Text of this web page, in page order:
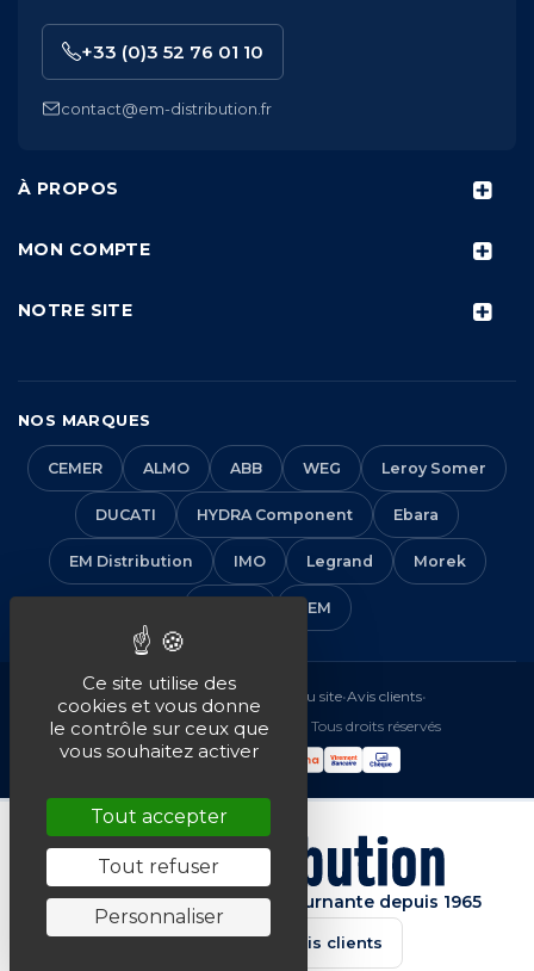
À PROPOS
MON COMPTE
NOTRE SITE
+33 (0)3 52 76 01 10
contact@em-distribution.fr
NOS MARQUES
CEMER ALMO ABB WEG Leroy Somer
DUCATI HYDRA Component Ebara
EM Distribution IMO Legrand Morek
VEM
Mentions légales Plan du site•Avis clients•
© 2016-2026 EM Distribution - Tous droits réservés
Spécialiste de la machine tournante depuis 1965
★★★★★4.7/5 · Avis clients
Ce site utilise des
cookies et vous donne
le contrôle sur ceux que
vous souhaitez activer
Tout accepter
Tout refuser
Personnaliser